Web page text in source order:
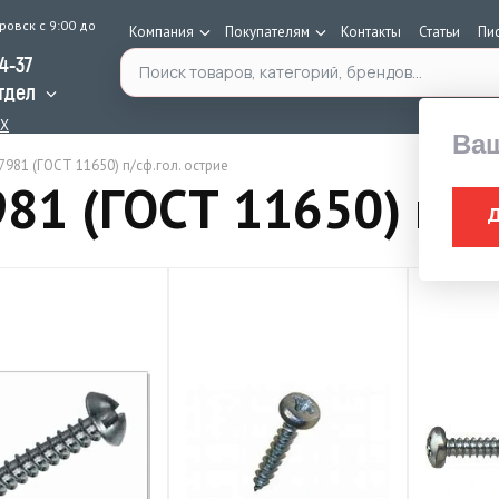
с 9:00 до
37
Компания Покупателям Контакты Статьи
Поиск по каталогу
(ГОСТ 11650) п/сф.гол. острие
(ГОСТ 11650) п/